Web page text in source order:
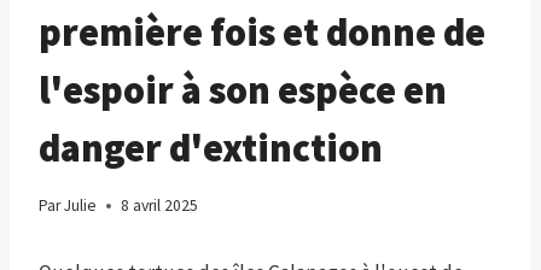
première fois et donne de
l'espoir à son espèce en
danger d'extinction
ParJulie 8 avril 2025